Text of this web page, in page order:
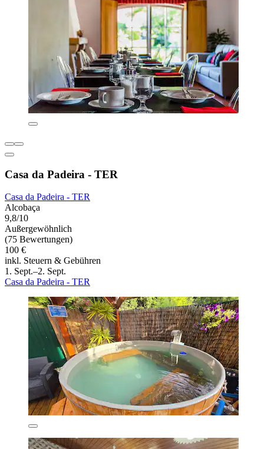
Casa da Padeira - TER
Casa da Padeira - TER
Alcobaça
9,8/10
Außergewöhnlich
(75 Bewertungen)
100 €
inkl. Steuern & Gebühren
1. Sept.–2. Sept.
Casa da Padeira - TER